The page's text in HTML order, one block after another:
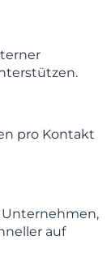
pro Kontakt
auf